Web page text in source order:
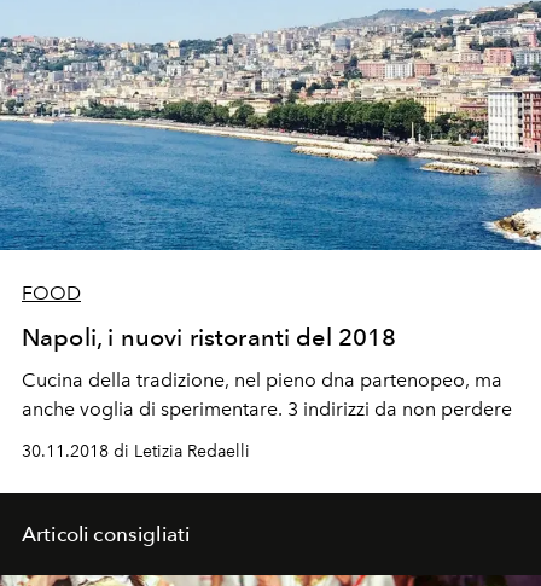
FOOD
Napoli, i nuovi ristoranti del 2018
Cucina della tradizione, nel pieno dna partenopeo, ma
anche voglia di sperimentare. 3 indirizzi da non perdere
30.11.2018 di Letizia Redaelli
Articoli consigliati